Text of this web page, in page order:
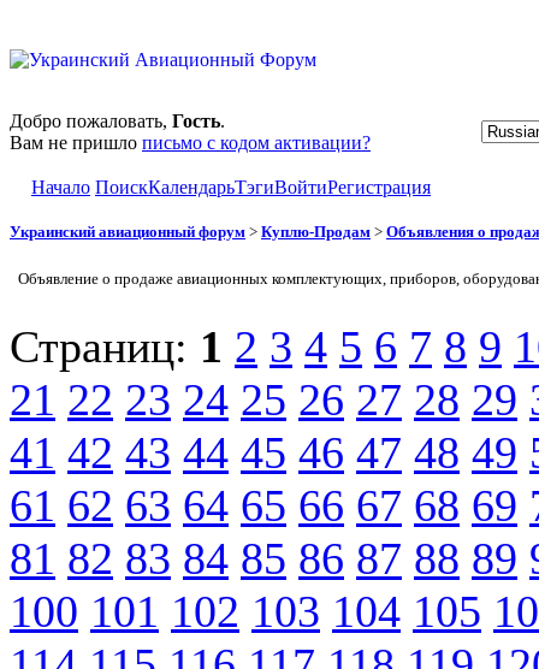
Добро пожаловать, Гость.
Вам не пришло письмо с кодом активации?
Начало ПоискКалендарьТэгиВойтиРегистрация
Украинский авиационный форум > Куплю-Продам > Объявления о
Объявление о продаже авиационных комплектующих, приборов,
Страниц: 1 2 3 4 5 6 7 8 9
21 22 23 24 25 26 27 28 29
41 42 43 44 45 46 47 48 49
61 62 63 64 65 66 67 68 69
81 82 83 84 85 86 87 88 89
100 101 102 103 104 105